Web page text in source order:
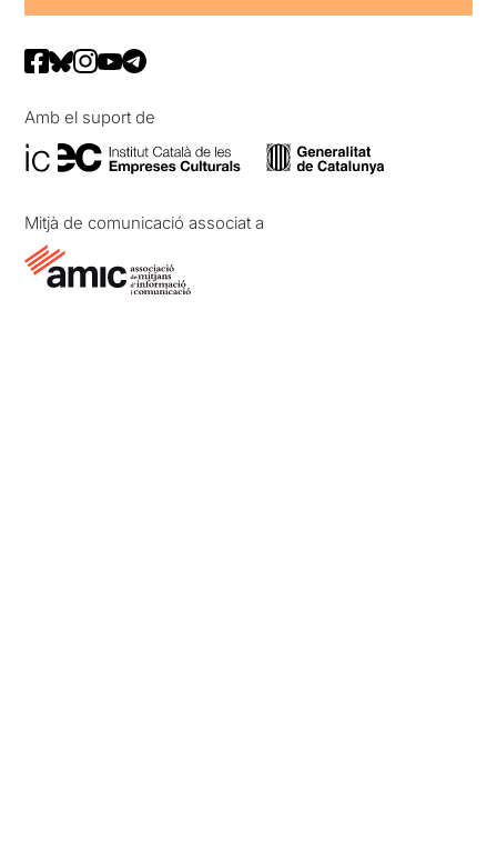
Amb el suport de
Mitjà de comunicació associat a